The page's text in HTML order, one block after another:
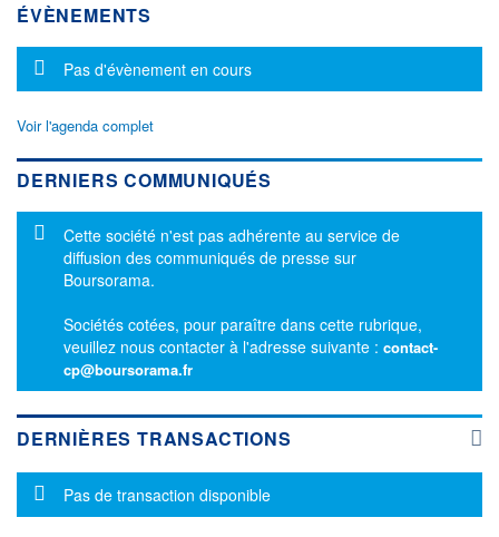
ÉVÈNEMENTS
Message d'information
Pas d'évènement en cours
Voir l'agenda complet
DERNIERS COMMUNIQUÉS
Message d'information
Cette société n'est pas adhérente au service de
diffusion des communiqués de presse sur
Boursorama.
Sociétés cotées, pour paraître dans cette rubrique,
veuillez nous contacter à l'adresse suivante : contact-
cp@boursorama.fr
DERNIÈRES TRANSACTIONS
Message d'information
Pas de transaction disponible